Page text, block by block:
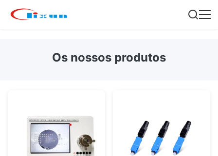
Os nossos produtos